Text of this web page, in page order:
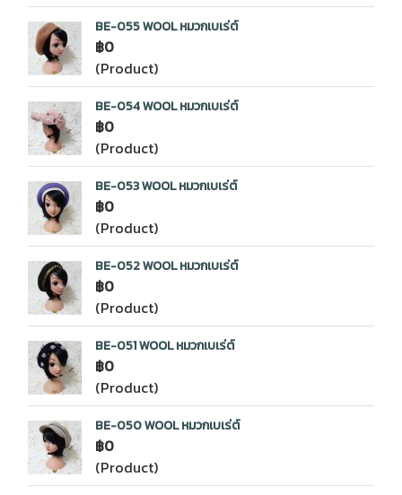
BE-055 WOOL หมวกเบเร่ต์
฿0
(Product)
BE-054 WOOL หมวกเบเร่ต์
฿0
(Product)
BE-053 WOOL หมวกเบเร่ต์
฿0
(Product)
BE-052 WOOL หมวกเบเร่ต์
฿0
(Product)
BE-051 WOOL หมวกเบเร่ต์
฿0
(Product)
BE-050 WOOL หมวกเบเร่ต์
฿0
(Product)